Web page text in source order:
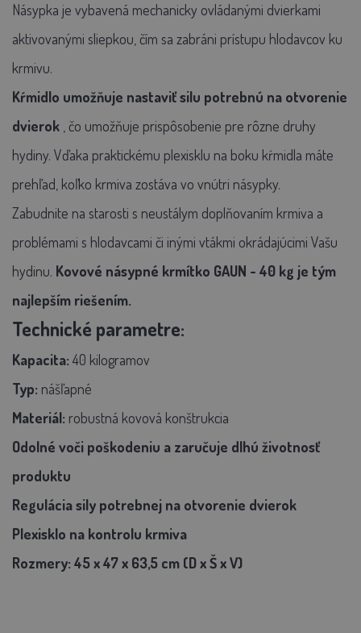
Násypka je vybavená mechanicky ovládanými dvierkami
aktivovanými sliepkou, čím sa zabráni prístupu hlodavcov ku
krmivu.
Kŕmidlo umožňuje nastaviť silu potrebnú na otvorenie
dvierok , čo umožňuje prispôsobenie pre rôzne druhy
hydiny. Vďaka praktickému plexisklu na boku kŕmidla máte
prehľad, koľko krmiva zostáva vo vnútri násypky.
Zabudnite na starosti s neustálym doplňovaním krmiva a
problémami s hlodavcami či inými vtákmi okrádajúcimi Vašu
hydinu. Kovové násypné krmítko GAUN - 40 kg je tým
najlepším riešením.
Technické parametre:
Kapacita: 40 kilogramov
Typ: nášľapné
Materiál: robustná kovová konštrukcia
Odolné voči poškodeniu a zaručuje dlhú životnosť
produktu
Reguláciasily potrebnej na otvorenie dvierok
Plexisklo na kontrolu krmiva
Rozmery: 45 x 47 x 63,5 cm (D x Š x V)